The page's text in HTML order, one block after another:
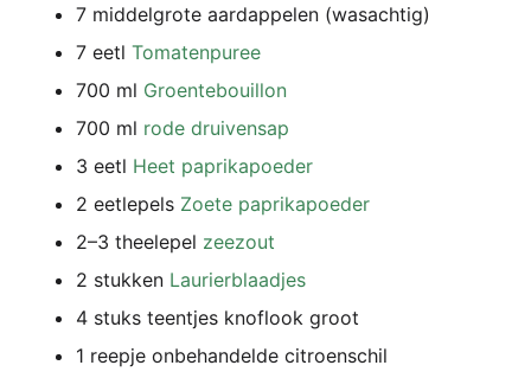
7 mid­del­gro­te aard­ap­pelen (wasach­tig)
7 eetl Tomatenpuree
700 ml Groen­te­bouil­lon
700 ml rode drui­ven­sap
3 eetl Heet paprikapoeder
2 eetle­pels Zoe­te paprikapoeder
2–3 thee­l­e­pel zeezout
2 stuk­ken Lau­rier­b­la­ad­jes
4 stuks teent­jes kno­flook groot
1 reep­je onbe­han­del­de citroenschil